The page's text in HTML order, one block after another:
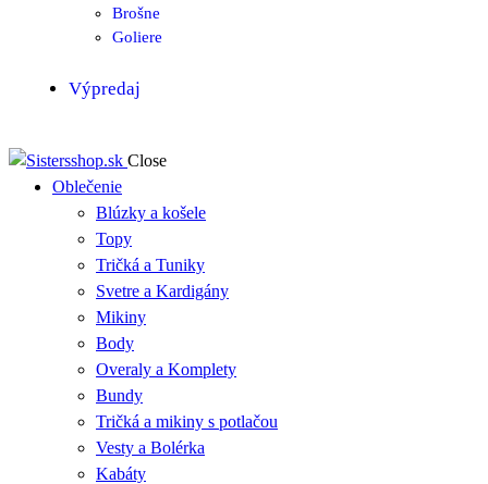
Brošne
Goliere
Výpredaj
Close
Oblečenie
Blúzky a košele
Topy
Tričká a Tuniky
Svetre a Kardigány
Mikiny
Body
Overaly a Komplety
Bundy
Tričká a mikiny s potlačou
Vesty a Bolérka
Kabáty